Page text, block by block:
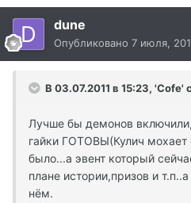
dune
Опубликовано 7 июля,
В 03.07.2011 в 15:23, 'Cofe'
Лучше бы демонов
гайки ГОТОВЫ(Кулич мохает
было...а эвент который
плане истории,призов и
нём.